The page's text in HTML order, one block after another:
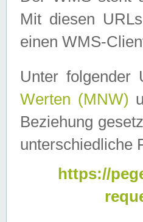
Mit diesen
einen WMS-
Unter
Werten (MNW)
Beziehung
unterschiedliche
https://